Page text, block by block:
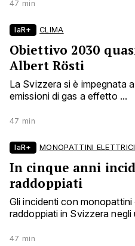
47 min
laR+ CLIMA
Obiettivo 2030
Albert Rösti
La Svizzera si è impegnata
emissioni di gas a effetto ...
47 min
laR+ MONOPATTINI ELETTRICI
In cinque anni
raddoppiati
Gli incidenti con
raddoppiati in Svizzera negli
47 min